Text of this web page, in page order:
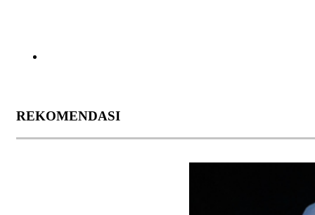
REKOMENDASI